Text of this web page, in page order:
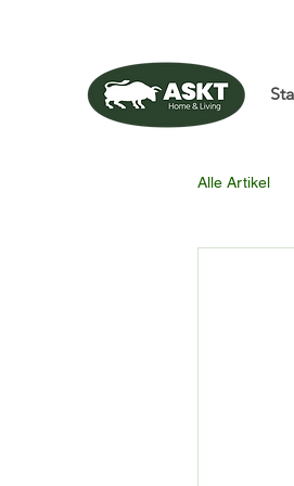
Alle Artikel